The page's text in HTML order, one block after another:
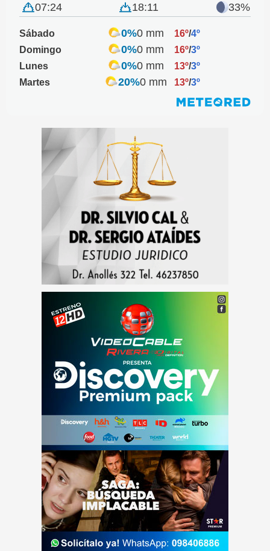
07:24 18:11 33%
Sábado 0%0 mm 16º/4º
Domingo
0%0 mm 16º/3º
Lunes
0%0 mm 13º/3º
Martes
20%0 mm 13º/3º